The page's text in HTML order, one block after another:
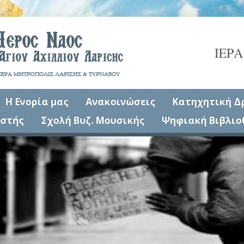
Η Ενορία μας Ανακοινώσεις Κατηχητική
Σχολή Βυζ. Μουσικής Ψηφιακή